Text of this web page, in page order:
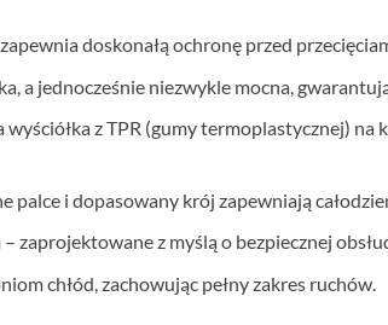
doskonałą ochronę przed
a jednocześnie niezwykle mocna,
z TPR (gumy termoplastycznej)
i dopasowany krój zapewniają
zaprojektowane z myślą o bezpiecznej
chłód, zachowując pełny zakres ruchów.